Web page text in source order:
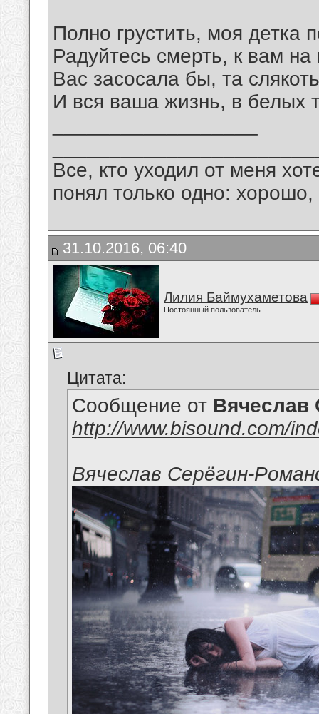
Полно грустить, моя детка
Радуйтесь смерть, к вам
Вас засосала бы, та
И вся ваша жизнь, в белых
Все, кто уходил от меня
понял только одно:
31.10.2016, 06:40
Лилия Баймухаметова
Постоянный пользователь
Цитата:
Сообщение от Вячеслав
http://www.bisound.com/
Вячеслав Серёгин-